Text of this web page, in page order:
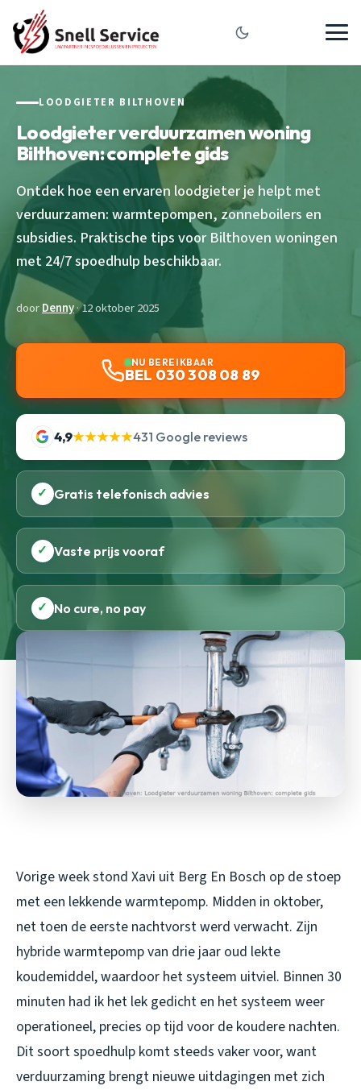
LOODGIETER BILTHOVEN
Loodgieter verduurzamen woning
Bilthoven: complete gids
Ontdek hoe een ervaren loodgieter je helpt met
verduurzamen: warmtepompen, zonneboilers en
subsidies. Praktische tips voor Bilthoven woningen
met 24/7 spoedhulp beschikbaar.
doorDenny· 12 oktober 2025
NU BEREIKBAAR
BEL 030 308 08 89
4,9★★★★★431 Google reviews
✓ Gratis telefonisch advies
✓ Vaste prijs vooraf
✓ No cure, no pay
Vorige week stond Xavi uit Berg En Bosch op de stoep
met een lekkende warmtepomp. Midden in oktober,
net toen de eerste nachtvorst werd verwacht. Zijn
hybride warmtepomp van drie jaar oud lekte
koudemiddel, waardoor het systeem uitviel. Binnen 30
minuten had ik het lek gedicht en het systeem weer
operationeel, precies op tijd voor de koudere nachten.
Dit soort spoedhulp komt steeds vaker voor, want
verduurzaming brengt nieuwe uitdagingen met zich